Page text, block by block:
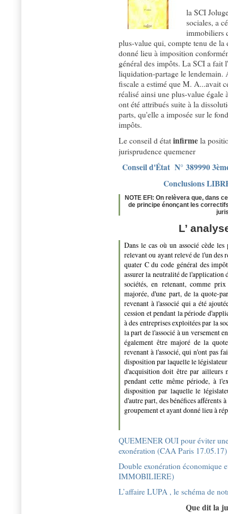
la SCI
sociales, a
immobiliers
plus-value qui, compte tenu de la
donné lieu à imposition
général des impôts. La SCI a
liquidation-partage le lendemain.
fiscale a estimé que M. A...avait
réalisé ainsi une plus-value
ont été attribués suite à la
parts, qu'elle a imposée sur le
impôts.
Le conseil d état infirme la
jurisprudence quemener
Conseil d'État N° 389990
Conclusions
NOTE EFI: On relèvera que, dans
de principe énonçant les
L’
Dans le cas où un associé cède
relevant ou ayant relevé de l'un des
quater C du code général des
assurer la neutralité de l'application
sociétés, en retenant, comme
majorée, d'une part, de la quote-
revenant à l'associé qui a été
cession et pendant la période
à des entreprises exploitées par la
la part de l'associé à un versement
également être majoré de la
revenant à l'associé, qui n'ont pas
disposition par laquelle le
d'acquisition doit être par ailleurs
pendant cette même période, à
disposition par laquelle le
d'autre part, des bénéfices afférents
groupement et ayant donné lieu à
QUEMENER OUI pour éviter
exonération (CAA Paris 17.05.17)
Double exonération économique
IMMOBILIERE)
L’affaire LUPA , le schéma de
Que dit la